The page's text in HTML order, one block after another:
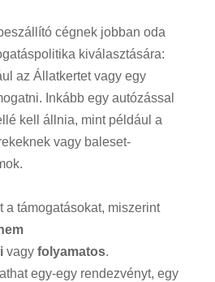
cégnek jobban oda
kiválasztására:
az Állatkertet vagy egy
Inkább egy autózással
kell állnia, mint például a
vagy baleset-
a támogatásokat, miszerint
vagy folyamatos.
egy-egy rendezvényt, egy